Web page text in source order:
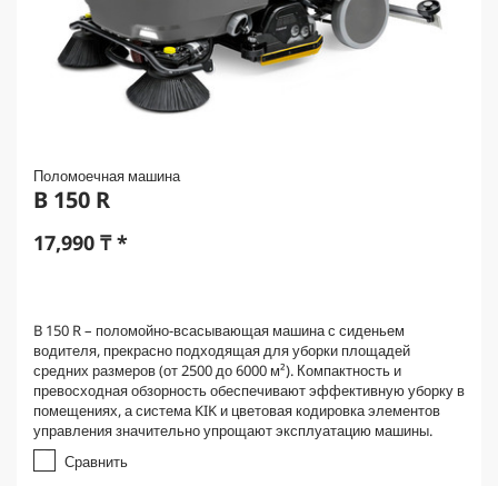
Поломоечная машина
B 150 R
17,990 ₸*
B 150 R – поломойно-всасывающая машина с сиденьем
водителя, прекрасно подходящая для уборки площадей
средних размеров (от 2500 до 6000 м²). Компактность и
превосходная обзорность обеспечивают эффективную уборку в
помещениях, а система KIK и цветовая кодировка элементов
управления значительно упрощают эксплуатацию машины.
Сравнить